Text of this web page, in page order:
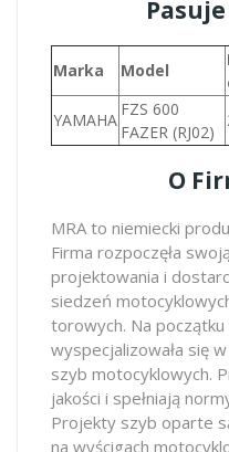
Marka Model
YAMAHA
FZS 600
FAZER (RJ02)
O
MRA to niemiecki
Firma rozpoczęła
projektowania i
siedzeń
torowych. Na
wyspecjalizowała się
szyb motocyklowych.
jakości i spełniają
Projekty szyb oparte
na wyścigach